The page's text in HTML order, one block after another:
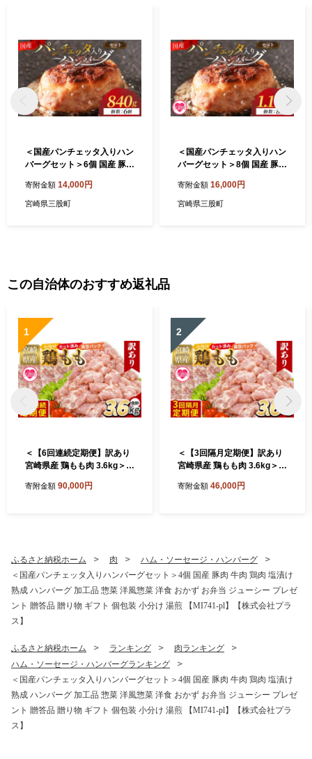
＜国産パンチェッタ入りハン
バーグセット＞6個 国産 豚肉
ーグ 加工品 惣菜 洋風惣菜 洋
食 おかず お弁当 ジューシー
寄附金額 14,000円
宮崎県三股町
＜国産パンチェッタ入りハン
バーグセット＞8個 国産 豚肉
ーグ 加工品 惣菜 洋風惣菜 洋
食 おかず お弁当 ジューシー
寄附金額 16,000円
宮崎県三股町
この自治体のおすすめ返礼品
1
＜【6回連続定期便】訳あり
宮崎県産 鶏もも肉 3.6kg＞ 3
もも肉 鶏もも 小分け 真空 冷
寄附金額 90,000円
2
＜【3回隔月定期便】訳あり
宮崎県産 鶏もも肉 3.6kg＞ 3
もも肉 鶏もも 小分け 真空 冷
寄附金額 46,000円
ふるさと納税ホーム 肉
ハム・ソーセージ・ハンバーグ
＜国産パンチェッタ入りハンバーグセット＞4個 国産 豚肉 牛肉 鶏肉 塩漬け
熟成 ハンバーグ 加工品 惣菜 洋風惣菜 洋食 おかず お弁当 ジューシー プレゼ
ント 贈答品 贈り物 ギフト 個包装 小分け 湯煎 【MI741-pl】【株式会社プラ
ス】
ふるさと納税ホーム ランキング
肉ランキング
ハム・ソーセージ・ハンバーグランキング
＜国産パンチェッタ入りハンバーグセット＞4個 国産 豚肉 牛肉 鶏肉 塩漬け
熟成 ハンバーグ 加工品 惣菜 洋風惣菜 洋食 おかず お弁当 ジューシー プレゼ
ント 贈答品 贈り物 ギフト 個包装 小分け 湯煎 【MI741-pl】【株式会社プラ
ス】